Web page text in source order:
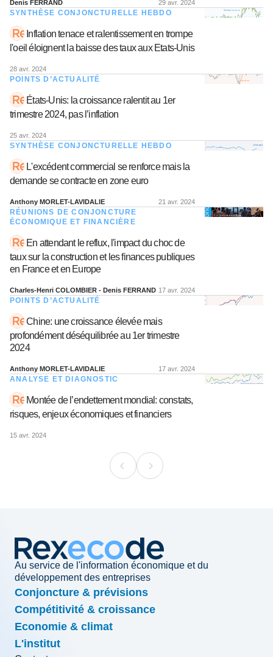
Denis FERRAND 29 avr. 2024
SYNTHÈSE CONJONCTURELLE HEBDO
Inflation tenace et ralentissement en trompe
l'oeil éloignent la baisse des taux aux Etats-Unis
28 avr. 2024
POINTS D’ACTUALITÉ
États-Unis: la croissance ralentit au 1er
trimestre 2024, pas l’inflation
25 avr. 2024
SYNTHÈSE CONJONCTURELLE HEBDO
L'excédent commercial se renforce mais la
demande se contracte en zone euro
Anthony MORLET-LAVIDALIE 21 avr. 2024
RÉUNIONS DE CONJONCTURE
ÉCONOMIQUE ET FINANCIÈRE
En attendant le reflux, l'impact du choc de
taux sur la construction et les finances publiques
en France et en Europe
Charles-Henri COLOMBIER - Denis FERRAND 17 avr. 2024
POINTS D’ACTUALITÉ
Chine: une croissance élevée mais
profondément déséquilibrée au 1er trimestre
2024
Anthony MORLET-LAVIDALIE 17 avr. 2024
ANALYSE ET DIAGNOSTIC
Montée de l’endettement mondial: constats,
risques, enjeux économiques et financiers
15 avr. 2024
Au service de l'information économique et du
développement des entreprises
Conjoncture & prévisions
Compétitivité & croissance
Economie & climat
L'institut